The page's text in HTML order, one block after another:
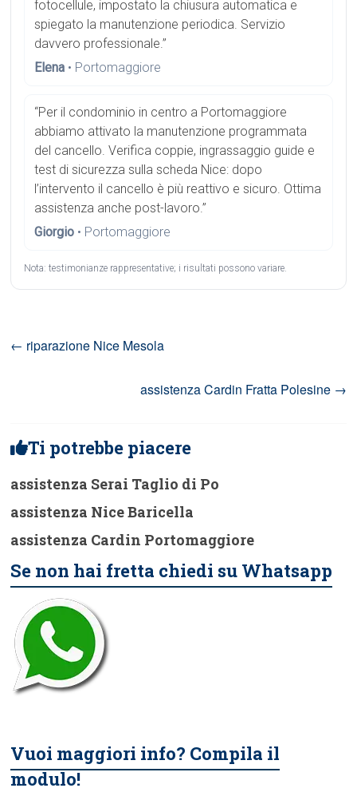
fotocellule, impostato la chiusura automatica e
spiegato la manutenzione periodica. Servizio
davvero professionale.”
Elena • Portomaggiore
“Per il condominio in centro a Portomaggiore
abbiamo attivato la manutenzione programmata
del cancello. Verifica coppie, ingrassaggio guide e
test di sicurezza sulla scheda Nice: dopo
l’intervento il cancello è più reattivo e sicuro. Ottima
assistenza anche post-lavoro.”
Giorgio • Portomaggiore
Nota: testimonianze rappresentative; i risultati possono variare.
← riparazione Nice Mesola
assistenza Cardin Fratta Polesine →
Ti potrebbe piacere
assistenza Serai Taglio di Po
assistenza Nice Baricella
assistenza Cardin Portomaggiore
Se non hai fretta chiedi su Whatsapp
Vuoi maggiori info? Compila il
modulo!